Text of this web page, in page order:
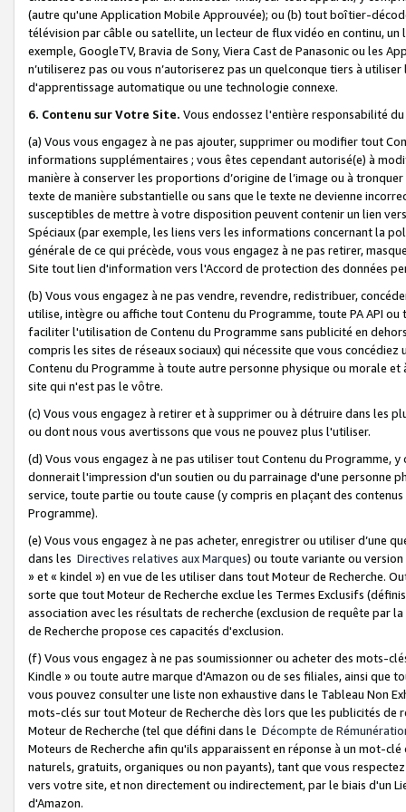
(autre qu'une Application Mobile Approuvée); ou (b) tout boîtier-
télévision par câble ou satellite, un lecteur de flux vidéo en continu,
exemple, GoogleTV, Bravia de Sony, Viera Cast de Panasonic ou les
n’utiliserez pas ou vous n’autoriserez pas un quelconque tiers à
d'apprentissage automatique ou une technologie connexe.
6. Contenu sur Votre Site. Vous endossez l'entière responsabilité
(a) Vous vous engagez à ne pas ajouter, supprimer ou modifier tout
informations supplémentaires ; vous êtes cependant autorisé(e) à
manière à conserver les proportions d’origine de l’image ou à
texte de manière substantielle ou sans que le texte ne devienne
susceptibles de mettre à votre disposition peuvent contenir un lien
Spéciaux (par exemple, les liens vers les informations concernant la
générale de ce qui précède, vous vous engagez à ne pas retirer,
Site tout lien d'information vers l'Accord de protection des données
(b) Vous vous engagez à ne pas vendre, revendre, redistribuer,
utilise, intègre ou affiche tout Contenu du Programme, toute PA API
faciliter l'utilisation de Contenu du Programme sans publicité en
compris les sites de réseaux sociaux) qui nécessite que vous
Contenu du Programme à toute autre personne physique ou morale
site qui n'est pas le vôtre.
(c) Vous vous engagez à retirer et à supprimer ou à détruire dans les
ou dont nous vous avertissons que vous ne pouvez plus l'utiliser.
(d) Vous vous engagez à ne pas utiliser tout Contenu du Programme,
donnerait l'impression d'un soutien ou du parrainage d'une personne
service, toute partie ou toute cause (y compris en plaçant des
Programme).
(e) Vous vous engagez à ne pas acheter, enregistrer ou utiliser d’une
dans les Directives relatives aux Marques) ou toute variante ou
» et « kindel ») en vue de les utiliser dans tout Moteur de Recherche.
sorte que tout Moteur de Recherche exclue les Termes Exclusifs
association avec les résultats de recherche (exclusion de requête
de Recherche propose ces capacités d'exclusion.
(f) Vous vous engagez à ne pas soumissionner ou acheter des mots-
Kindle » ou toute autre marque d'Amazon ou de ses filiales, ainsi que
vous pouvez consulter une liste non exhaustive dans le Tableau Non
mots-clés sur tout Moteur de Recherche dès lors que les publicités de
Moteur de Recherche (tel que défini dans le Décompte de
Moteurs de Recherche afin qu'ils apparaissent en réponse à un mot-
naturels, gratuits, organiques ou non payants), tant que vous
vers votre site, et non directement ou indirectement, par le biais d'un
d'Amazon.